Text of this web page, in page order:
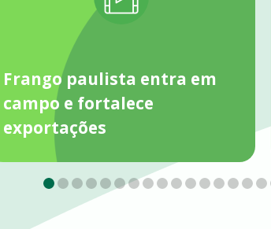
Frango paulista entra em
campo e fortalece
exportações